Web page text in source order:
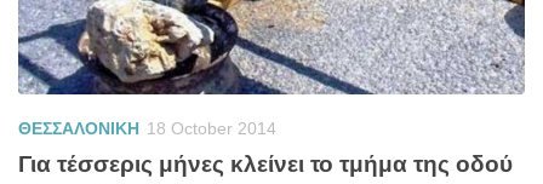
ΘΕΣΣΑΛΟΝΙΚΗ 18 October 2014
Για τέσσερις μήνες κλείνει το τμήμα της οδού